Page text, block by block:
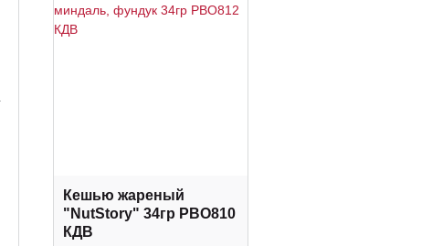
Кешью жареный
"NutStory" 34гр РВО810
КДВ